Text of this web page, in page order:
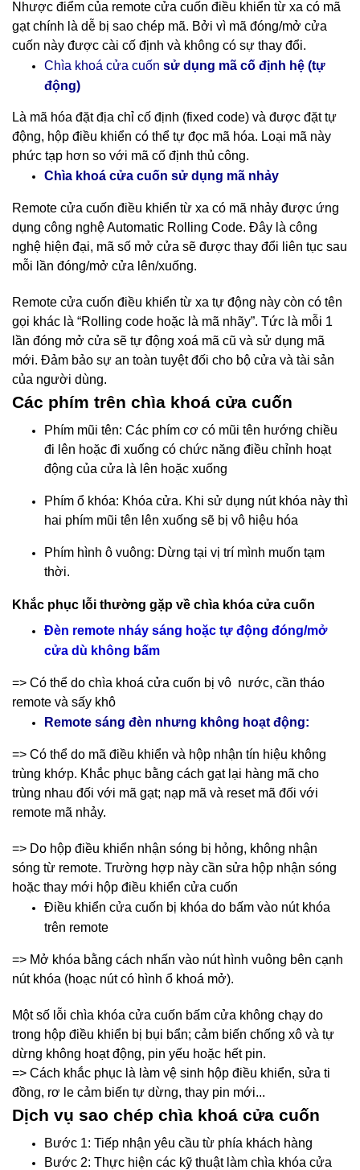
Nhược điểm của remote cửa cuốn điều khiển từ xa có mã
gạt chính là dễ bị sao chép mã. Bởi vì mã đóng/mở cửa
cuốn này được cài cố định và không có sự thay đổi.
Chìa khoá cửa cuốn sử dụng mã cố định hệ (tự
động)
Là mã hóa đặt địa chỉ cố định (fixed code) và được đặt tự
động, hộp điều khiển có thể tự đọc mã hóa. Loại mã này
phức tạp hơn so với mã cố định thủ công.
Chìa khoá cửa cuốn sử dụng mã nhảy
Remote cửa cuốn điều khiển từ xa có mã nhảy được ứng
dụng công nghệ Automatic Rolling Code. Đây là công
nghệ hiện đại, mã số mở cửa sẽ được thay đổi liên tục sau
mỗi lần đóng/mở cửa lên/xuống.
Remote cửa cuốn điều khiển từ xa tự động này còn có tên
gọi khác là “Rolling code hoặc là mã nhãy”. Tức là mỗi 1
lần đóng mở cửa sẽ tự động xoá mã cũ và sử dụng mã
mới. Đảm bảo sự an toàn tuyệt đối cho bộ cửa và tài sản
của người dùng.
Các phím trên chìa khoá cửa cuốn
Phím mũi tên: Các phím cơ có mũi tên hướng chiều
đi lên hoặc đi xuống có chức năng điều chỉnh hoạt
động của cửa là lên hoặc xuống
Phím ổ khóa: Khóa cửa. Khi sử dụng nút khóa này thì
hai phím mũi tên lên xuống sẽ bị vô hiệu hóa
Phím hình ô vuông: Dừng tại vị trí mình muốn tạm
thời.
Khắc phục lỗi thường gặp về chìa khóa cửa cuốn
Đèn remote nháy sáng hoặc tự động đóng/mở
cửa dù không bấm
=> Có thể do chìa khoá cửa cuốn bị vô nước, cần tháo
remote và sấy khô
Remote sáng đèn nhưng không hoạt động:
=> Có thể do mã điều khiển và hộp nhận tín hiệu không
trùng khớp. Khắc phục bằng cách gạt lại hàng mã cho
trùng nhau đối với mã gạt; nạp mã và reset mã đối với
remote mã nhảy.
=> Do hộp điều khiển nhận sóng bị hỏng, không nhận
sóng từ remote. Trường hợp này cần sửa hộp nhận sóng
hoặc thay mới hộp điều khiển cửa cuốn
Điều khiển cửa cuốn bị khóa do bấm vào nút khóa
trên remote
=> Mở khóa bằng cách nhấn vào nút hình vuông bên cạnh
nút khóa (hoạc nút có hình ổ khoá mở).
Một số lỗi chìa khóa cửa cuốn bấm cửa không chạy do
trong hộp điều khiển bị bụi bẩn; cảm biến chống xô và tự
dừng không hoạt động, pin yếu hoặc hết pin.
=> Cách khắc phục là làm vệ sinh hộp điều khiển, sửa ti
đồng, rơ le cảm biến tự dừng, thay pin mới...
Dịch vụ sao chép chìa khoá cửa cuốn
Bước 1: Tiếp nhận yêu cầu từ phía khách hàng
Bước 2: Thực hiện các kỹ thuật làm chìa khóa cửa